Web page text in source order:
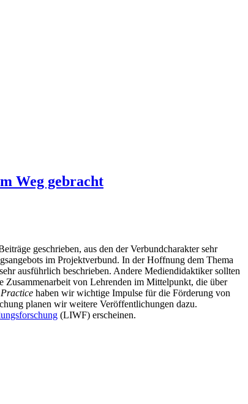
Weg gebracht
geschrieben, aus den der Verbundcharakter sehr
im Projektverbund. In der Hoffnung dem Thema
ausführlich beschrieben. Andere Mediendidaktiker sollten
Zusammenarbeit von Lehrenden im Mittelpunkt, die über
haben wir wichtige Impulse für die Förderung von
planen wir weitere Veröffentlichungen dazu.
(LIWF) erscheinen.